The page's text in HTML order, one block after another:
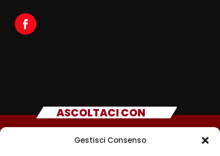
Gestisci Consenso
ASCOLTACI CON